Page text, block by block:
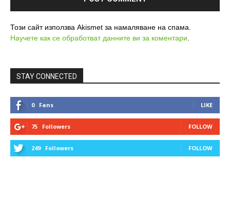
Този сайт използва Akismet за намаляване на спама.
Научете как се обработват данните ви за коментари.
STAY CONNECTED
0 Fans LIKE
75 Followers FOLLOW
249 Followers FOLLOW